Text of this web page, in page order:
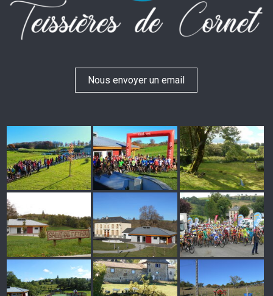
Nous envoyer un email